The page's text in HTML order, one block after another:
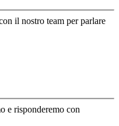
il nostro team per parlare
e risponderemo con